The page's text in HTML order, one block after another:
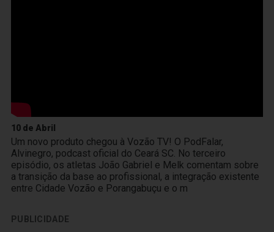
10 de Abril
Um novo produto chegou à Vozão TV! O PodFalar,
Alvinegro, podcast oficial do Ceará SC. No terceiro
episódio, os atletas João Gabriel e Melk comentam sobre
a transição da base ao profissional, a integração existente
entre Cidade Vozão e Porangabuçu e o m
PUBLICIDADE